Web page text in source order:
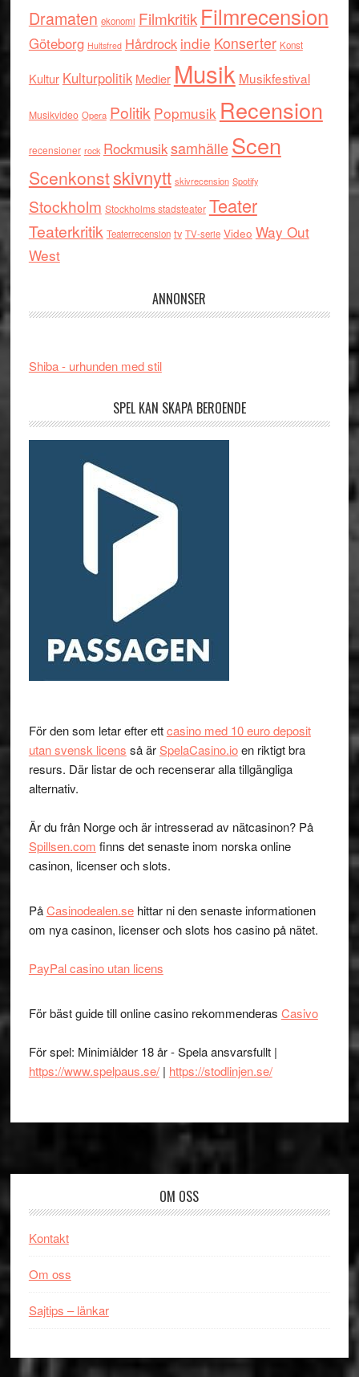
Dramaten ekonomi Filmkritik Filmrecension
Göteborg Hultsfred Hårdrock indie Konserter Konst
Kultur Kulturpolitik Medier Musik Musikfestival
Musikvideo Opera Politik Popmusik Recension
recensioner rock RockmusiksamhälleScen
Scenkonstskivnytt skivrecension Spotify
Stockholm Stockholms stadsteater Teater
Teaterkritik Teaterrecension tv TV-serie Video Way Out
West
ANNONSER
Shiba - urhunden med stil
SPEL KAN SKAPA BEROENDE
För den som letar efter ettcasino med 10 euro deposit
utan svensk licens så ärSpelaCasino.ioen riktigt bra
resurs. Där listar de och recenserar alla tillgängliga
alternativ.
Är du från Norge och är intresserad av nätcasinon? På
Spillsen.com finns det senaste inom norska online
casinon, licenser och slots.
PåCasinodealen.sehittar ni den senaste informationen
om nya casinon, licenser och slots hos casino på nätet.
PayPal casino utan licens
För bäst guide till online casino rekommenderas Casivo
För spel: Minimiålder 18 år - Spela ansvarsfullt |
https://www.spelpaus.se/| https://stodlinjen.se/
OM OSS
Kontakt
Om oss
Sajtips – länkar